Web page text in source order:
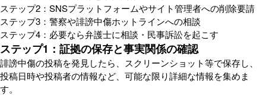
ステップ2：SNSプラットフォームやサイト管理者への削除要請
ステップ3：警察や誹謗中傷ホットラインへの相談
ステップ4：必要なら弁護士に相談・民事訴訟を起こす
ステップ1：証拠の保存と事実関係の確認
誹謗中傷の投稿を発見したら、スクリーンショット等で保存し、
投稿日時や投稿者の情報など、可能な限り詳細な情報を集めま
す。